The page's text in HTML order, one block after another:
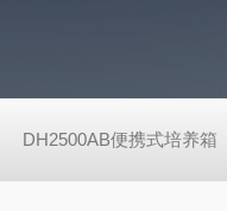
DH2500AB便携式培养箱